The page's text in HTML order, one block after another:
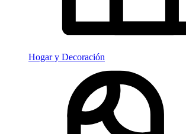
Hogar y Decoración